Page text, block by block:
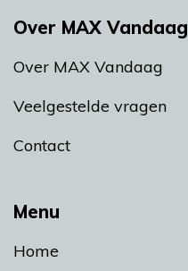
Menu
Home
Over MAX Vandaag
Over MAX Vandaag
Veelgestelde vragen
Contact